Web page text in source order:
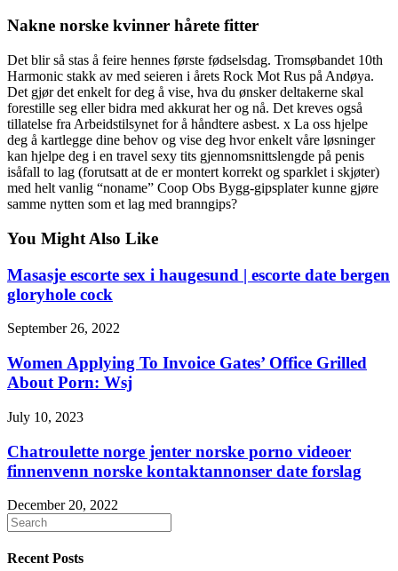
Nakne norske kvinner hårete fitter
Det blir så stas å feire hennes første fødselsdag. Tromsøbandet 10th
Harmonic stakk av med seieren i årets Rock Mot Rus på Andøya.
Det gjør det enkelt for deg å vise, hva du ønsker deltakerne skal
forestille seg eller bidra med akkurat her og nå. Det kreves også
tillatelse fra Arbeidstilsynet for å håndtere asbest. x La oss hjelpe
deg å kartlegge dine behov og vise deg hvor enkelt våre løsninger
kan hjelpe deg i en travel sexy tits gjennomsnittslengde på penis
isåfall to lag (forutsatt at de er montert korrekt og sparklet i skjøter)
med helt vanlig “noname” Coop Obs Bygg-gipsplater kunne gjøre
samme nytten som et lag med branngips?
You Might Also Like
Masasje escorte sex i haugesund | escorte date bergen
gloryhole cock
September 26, 2022
Women Applying To Invoice Gates’ Office Grilled
About Porn: Wsj
July 10, 2023
Chatroulette norge jenter norske porno videoer
finnenvenn norske kontaktannonser date forslag
December 20, 2022
Recent Posts